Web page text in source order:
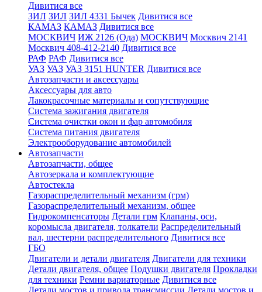
Дивитися все
ЗИЛ ЗИЛ ЗИЛ 4331 Бычек Дивитися все
КАМАЗ КАМАЗ Дивитися все
МОСКВИЧ ИЖ 2126 (Ода) МОСКВИЧ Москвич 2141
Москвич 408-412-2140 Дивитися все
РАФ РАФ Дивитися все
УАЗ УАЗ УАЗ 3151 HUNTER Дивитися все
Автозапчасти и аксессуары
Аксессуары для авто
Лакокрасочные материалы и сопутствующие
Система зажигания двигателя
Система очистки окон и фар автомобиля
Система питания двигателя
Электрооборудование автомобилей
Автозапчасти
Автозапчасти, общее
Автозеркала и комплектующие
Автостекла
Газораспределительный механизм (грм)
Газораспределительный механизм, общее
Гидрокомпенсаторы Детали грм Клапаны, оси,
коромысла двигателя, толкатели Распределительный
вал, шестерни распределительного Дивитися все
ГБО
Двигатели и детали двигателя Двигатели для техники
Детали двигателя, общее Подушки двигателя Прокладки
для техники Ремни вариаторные Дивитися все
Детали мостов и привода трансмиссии Детали мостов и